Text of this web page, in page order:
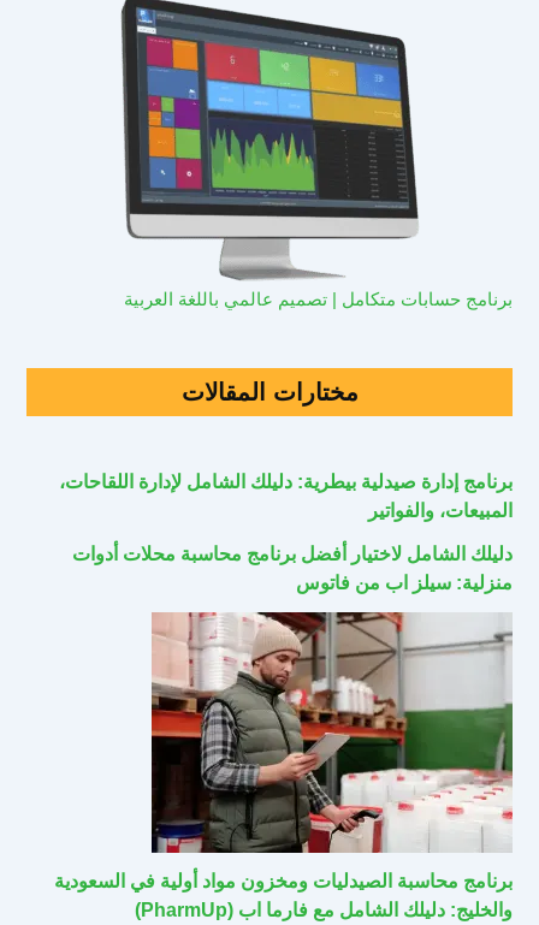
برنامج حسابات متكامل | تصميم عالمي باللغة العربية
مختارات المقالات
برنامج إدارة صيدلية بيطرية: دليلك الشامل لإدارة اللقاحات،
المبيعات، والفواتير
دليلك الشامل لاختيار أفضل برنامج محاسبة محلات أدوات
منزلية: سيلز اب من فاتوس
برنامج محاسبة الصيدليات ومخزون مواد أولية في السعودية
والخليج: دليلك الشامل مع فارما اب (PharmUp)